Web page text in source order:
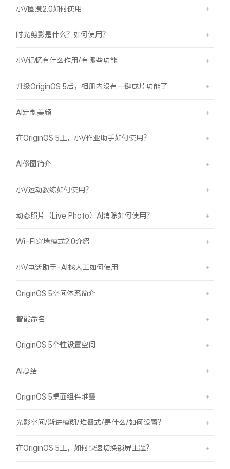
小V圈搜2.0如何使用
时光剪影是什么？如何使用？
小V记忆有什么作用/有哪些功能
升级OriginOS 5后，相册内没有一键成片功能了
AI定制美颜
在OriginOS 5上，小V作业助手如何使用？
AI修图简介
小V运动教练如何使用？
动态照片（Live Photo）AI消除如何使用？
Wi-Fi穿墙模式2.0介绍
小V电话助手-AI找人工如何使用
OriginOS 5空间体系简介
智能命名
OriginOS 5个性设置空间
AI总结
OriginOS 5桌面组件堆叠
光影空间/渐进模糊/堆叠式/是什么/如何设置？
在OriginOS 5上，如何快速切换锁屏主题？